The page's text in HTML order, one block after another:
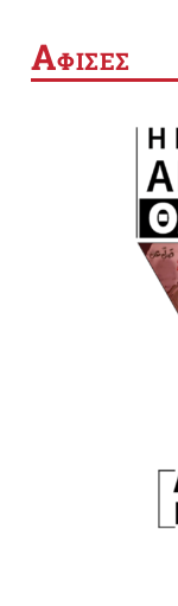
ΑΦΙΣΕΣ